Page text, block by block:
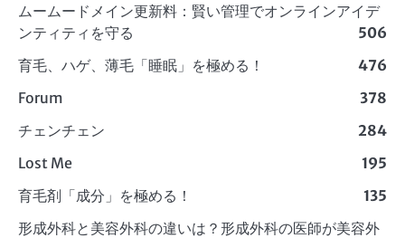
ムームードメイン更新料：賢い管理でオンラインアイデ
ンティティを守る
506
育毛、ハゲ、薄毛「睡眠」を極める！
476
Forum
378
チェンチェン
284
Lost Me
195
育毛剤「成分」を極める！
135
形成外科と美容外科の違いは？形成外科の医師が美容外